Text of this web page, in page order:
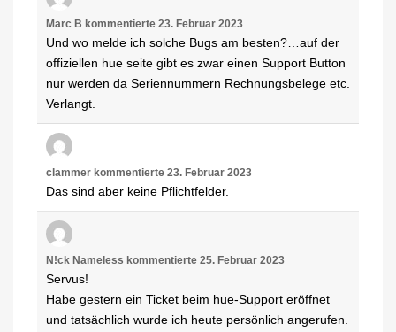
Marc B kommentierte 23. Februar 2023
Und wo melde ich solche Bugs am besten?…auf der
offiziellen hue seite gibt es zwar einen Support Button
nur werden da Seriennummern Rechnungsbelege etc.
Verlangt.
clammer kommentierte 23. Februar 2023
Das sind aber keine Pflichtfelder.
N!ck Nameless kommentierte 25. Februar 2023
Servus!
Habe gestern ein Ticket beim hue-Support eröffnet
und tatsächlich wurde ich heute persönlich angerufen.